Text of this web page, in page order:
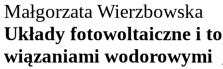
Małgorzata Wierzbowska
Układy fotowoltaiczne i
wiązaniami wodorowymi